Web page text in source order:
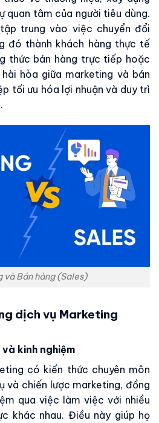
quan tâm của người tiêu dùng.
trung vào việc chuyển đổi
đó thành khách hàng thực tế
thức bán hàng trực tiếp hoặc
hòa giữa marketing và bán
tối ưu hóa lợi nhuận và duy trì
và Bán hàng (Sales)
dịch vụ Marketing
kinh nghiệm
có kiến thức chuyên môn
và chiến lược marketing, đồng
qua việc làm việc với nhiều
khác nhau. Điều này giúp họ